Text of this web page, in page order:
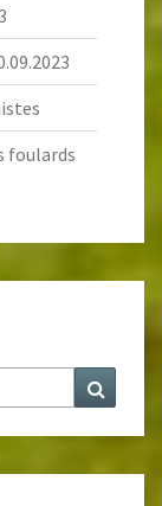
foulards